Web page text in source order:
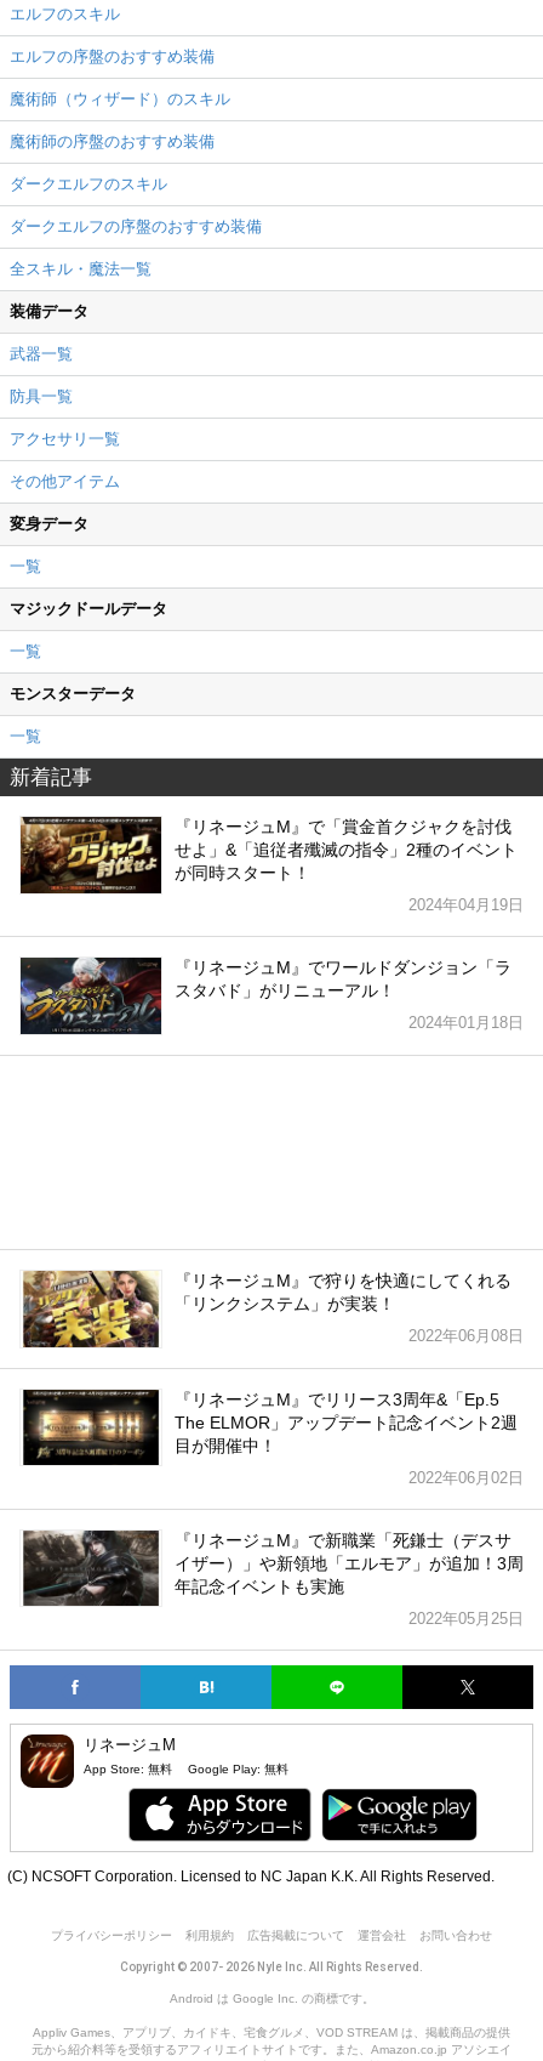
エルフのスキル
エルフの序盤のおすすめ装備
魔術師（ウィザード）のスキル
魔術師の序盤のおすすめ装備
ダークエルフのスキル
ダークエルフの序盤のおすすめ装備
全スキル・魔法一覧
装備データ
武器一覧
防具一覧
アクセサリ一覧
その他アイテム
変身データ
一覧
マジックドールデータ
一覧
モンスターデータ
一覧
新着記事
『リネージュM』で「賞金首クジャクを討伐
せよ」&「追従者殲滅の指令」2種のイベント
が同時スタート！
2024年04月19日
『リネージュM』でワールドダンジョン「ラ
スタバド」がリニューアル！
2024年01月18日
『リネージュM』で狩りを快適にしてくれる
「リンクシステム」が実装！
2022年06月08日
『リネージュM』でリリース3周年&「Ep.5
The ELMOR」アップデート記念イベント2週
目が開催中！
2022年06月02日
『リネージュM』で新職業「死鎌士（デスサ
イザー）」や新領地「エルモア」が追加！3周
年記念イベントも実施
2022年05月25日
リネージュM
App Store: 無料 Google Play: 無料
(C) NCSOFT Corporation. Licensed to NC Japan K.K. All Rights Reserved.
プライバシーポリシー 利用規約 広告掲載について 運営会社 お問い合わせ
Copyright © 2007- 2026 Nyle Inc. All Rights Reserved.
Android は Google Inc. の商標です。
Appliv Games、アプリブ、カイドキ、宅食グルメ、VOD STREAM は、掲載商品の提供
元から紹介料等を受領するアフィリエイトサイトです。また、Amazon.co.jp アソシエイ